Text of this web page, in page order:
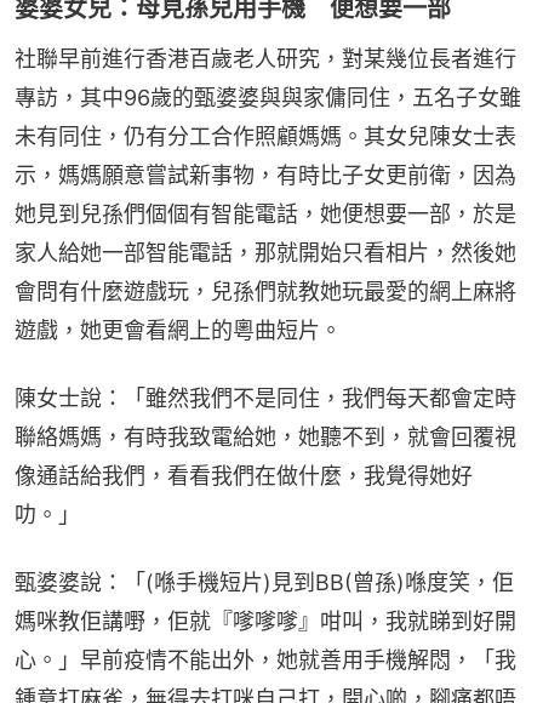
婆婆女兒：母見孫兒用手機 便想要一部
社聯早前進行香港百歲老人研究，對某幾位長者進行
專訪，其中96歲的甄婆婆與與家傭同住，五名子女雖
未有同住，仍有分工合作照顧媽媽。其女兒陳女士表
示，媽媽願意嘗試新事物，有時比子女更前衛，因為
她見到兒孫們個個有智能電話，她便想要一部，於是
家人給她一部智能電話，那就開始只看相片，然後她
會問有什麼遊戲玩，兒孫們就教她玩最愛的網上麻將
遊戲，她更會看網上的粵曲短片。
陳女士說：「雖然我們不是同住，我們每天都會定時
聯絡媽媽，有時我致電給她，她聽不到，就會回覆視
像通話給我們，看看我們在做什麼，我覺得她好
叻。」
甄婆婆說：「(喺手機短片)見到BB(曾孫)喺度笑，佢
媽咪教佢講嘢，佢就『嗲嗲嗲』咁叫，我就睇到好開
心。」早前疫情不能出外，她就善用手機解悶，「我